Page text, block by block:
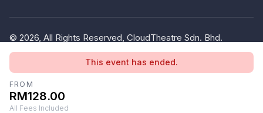
This event has ended.
FROM
RM128.00
All Fees Included
© 2026, All Rights Reserved, CloudTheatre Sdn. Bhd.
(1380445-V)
Terms of Use